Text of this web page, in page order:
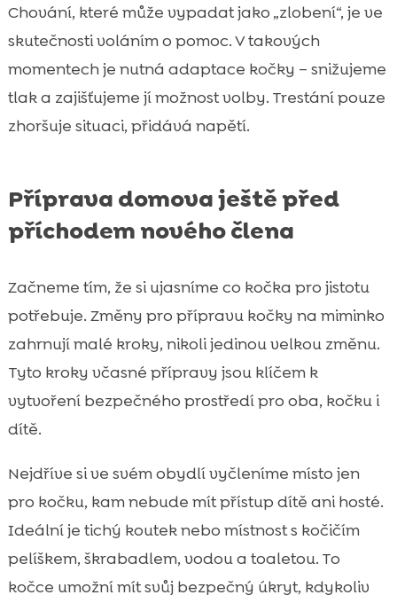
Chování, které může vypadat jako „zlobení“, je ve
skutečnosti voláním o pomoc. V takových
momentech je nutná adaptace kočky – snižujeme
tlak a zajišťujeme jí možnost volby. Trestání pouze
zhoršuje situaci, přidává napětí.
Příprava domova ještě před
příchodem nového člena
Začneme tím, že si ujasníme co kočka pro jistotu
potřebuje. Změny pro přípravu kočky na miminko
zahrnují malé kroky, nikoli jedinou velkou změnu.
Tyto kroky včasné přípravy jsou klíčem k
vytvoření bezpečného prostředí pro oba, kočku i
dítě.
Nejdříve si ve svém obydlí vyčleníme místo jen
pro kočku, kam nebude mít přístup dítě ani hosté.
Ideální je tichý koutek nebo místnost s kočičím
pelíškem, škrabadlem, vodou a toaletou. To
kočce umožní mít svůj bezpečný úkryt, kdykoliv